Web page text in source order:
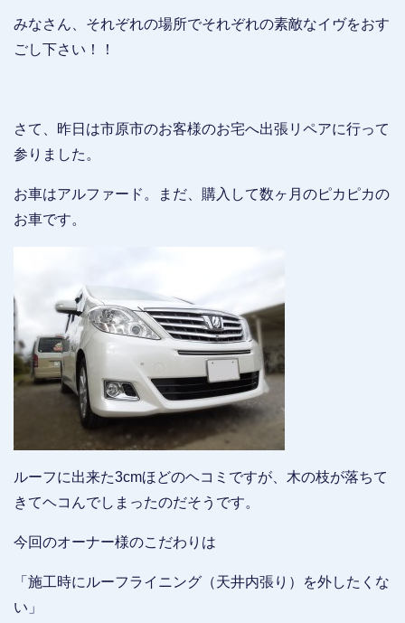
みなさん、それぞれの場所でそれぞれの素敵なイヴをおす
ごし下さい！！
さて、昨日は市原市のお客様のお宅へ出張リペアに行って
参りました。
お車はアルファード。まだ、購入して数ヶ月のピカピカの
お車です。
ルーフに出来た3cmほどのヘコミですが、木の枝が落ちて
きてヘコんでしまったのだそうです。
今回のオーナー様のこだわりは
「施工時にルーフライニング（天井内張り）を外したくな
い」